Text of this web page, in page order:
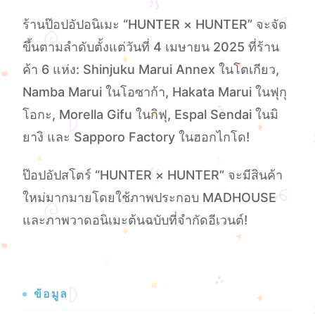
ร้านป๊อปอัปอนิเมะ “HUNTER × HUNTER” จะจัด
ขึ้นตามลําดับตั้งแต่วันที่ 4 เมษายน 2025 ที่ร้าน
ค้า 6 แห่ง: Shinjuku Marui Annex ในโตเกียว,
Namba Marui ในโอซาก้า, Hakata Marui ในฟุกุ
โอกะ, Morella Gifu ในกิฟุ, Espal Sendai ในมิ
ยางิ และ Sapporo Factory ในฮอกไกโด!
ป๊อปอัปสโตร์ “HUNTER × HUNTER” จะมีสินค้า
ใหม่มากมายโดยใช้ภาพประกอบ MADHOUSE
และภาพวาดอนิเมะต้นฉบับที่จํากัดอีเวนต์!
ข้อมูล